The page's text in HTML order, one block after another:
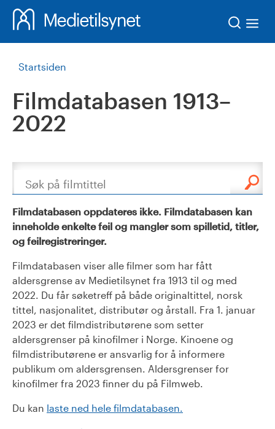
Startsiden
Filmdatabasen 1913–
2022
Søk
Filmdatabasen oppdateres ikke. Filmdatabasen kan
inneholde enkelte feil og mangler som spilletid, titler,
og feilregistreringer.
Filmdatabasen viser alle filmer som har fått
aldersgrense av Medietilsynet fra 1913 til og med
2022. Du får søketreff på både originaltittel, norsk
tittel, nasjonalitet, distributør og årstall. Fra 1. januar
2023 er det filmdistributørene som setter
aldersgrenser på kinofilmer i Norge. Kinoene og
filmdistributørene er ansvarlig for å informere
publikum om aldersgrensen. Aldersgrenser for
kinofilmer fra 2023 finner du på Filmweb.
Du kan laste ned hele filmdatabasen.